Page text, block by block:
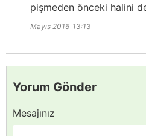
pişmeden önceki halini
Mayıs 2016 13:13
Yorum Gönder
Mesajınız